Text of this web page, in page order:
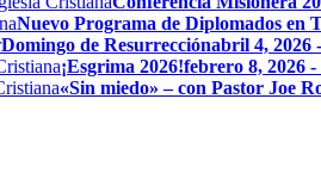
Nuevo Programa de Diplomados en
Domingo de Resurrecciónabril 4, 2026
¡Esgrima 2026!febrero 8, 2026
«Sin miedo» – con Pastor Joe